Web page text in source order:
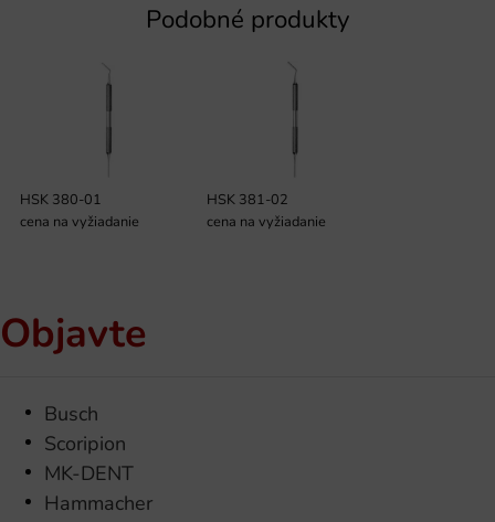
Podobné produkty
HSK 380-01
cena na vyžiadanie
HSK 381-02
cena na vyžiadanie
Objavte
Busch
Scoripion
MK-DENT
Hammacher